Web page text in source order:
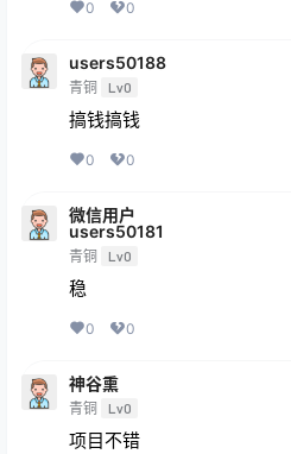
0 0
users50188
青铜 Lv0
搞钱搞钱
0 0
微信用户
users50181
青铜 Lv0
稳
0 0
神谷熏
青铜 Lv0
项目不错